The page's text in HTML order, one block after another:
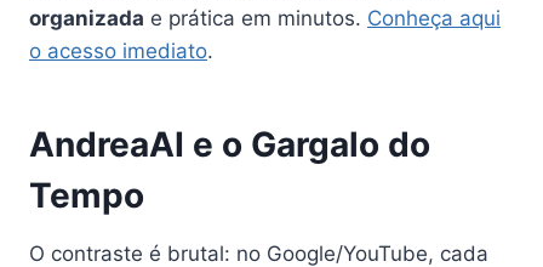
organizada e prática em minutos. Conheça aqui
o acesso imediato.
AndreaAI e o Gargalo do
Tempo
O contraste é brutal: no Google/YouTube, cada